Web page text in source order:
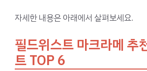
자세한 내용은 아래에서 살펴보세요.
필드위스트 마크라메 추
트 TOP 6